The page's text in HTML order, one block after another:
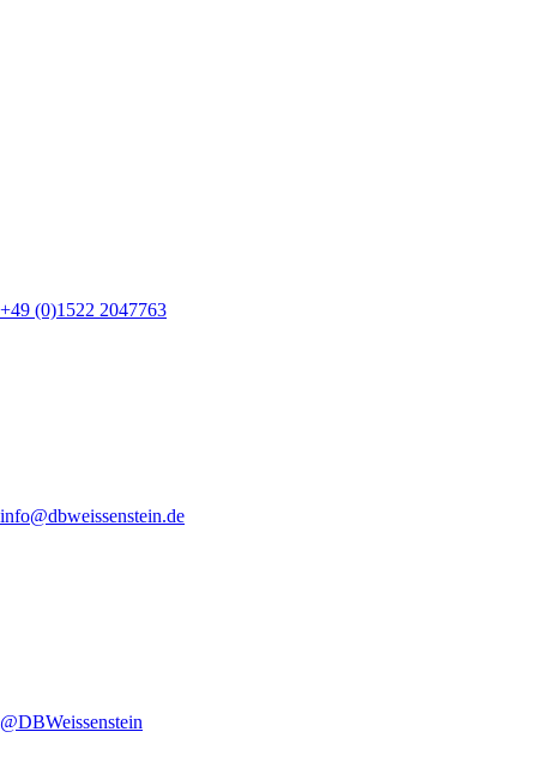
+49 (0)1522 2047763
info@dbweissenstein.de
@DBWeissenstein